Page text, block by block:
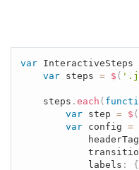
var InteractiveSteps
var steps = $ (
	steps
. each (
var step = $ (
var config =
			headerTag
		    labels
:
{